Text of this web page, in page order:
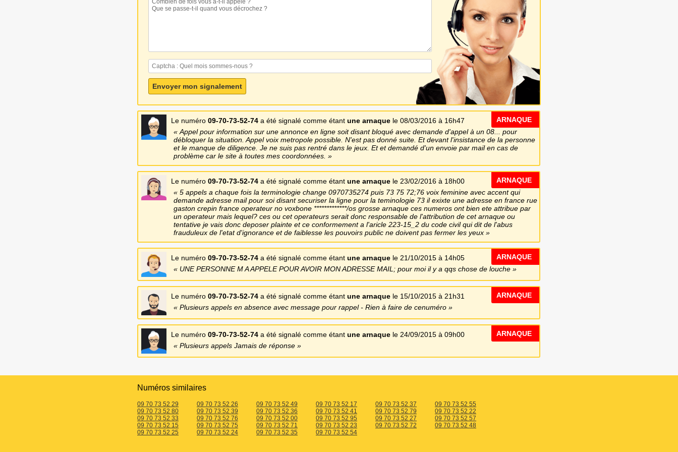
ARNAQUE
Le numéro 09-70-73-52-74 a été signalé comme étant une arnaque le 08/03/2016 à 16h47
Appel pour information sur une annonce en ligne soit disant bloqué avec demande d'appel à un 08... pour
débloquer la situation. Appel voix metropole possible. N'est pas donné suite. Et devant l'insistance de la personne
et le manque de diligence. Je ne suis pas rentré dans le jeux. Et et demandé d'un envoie par mail en cas de
problème car le site à toutes mes coordonnées.
ARNAQUE
Le numéro 09-70-73-52-74 a été signalé comme étant une arnaque le 23/02/2016 à 18h00
5 appels a chaque fois la terminologie change 0970735274 puis 73 75 72;76 voix feminine avec accent qui
demande adresse mail pour soi disant securiser la ligne pour la teminologie 73 il exixte une adresse en france rue
gaston crepin france operateur no voxbone *************/os grosse arnaque ces numeros ont bien ete attribue par
un operateur mais lequel? ces ou cet operateurs serait donc responsable de l'attribution de cet arnaque ou
tentative je vais donc deposer plainte et ce conformement a l'aricle 223-15_2 du code civil qui dit de l'abus
frauduleux de l'etat d'ignorance et de faiblesse les pouvoirs public ne doivent pas fermer les yeux
ARNAQUE
Le numéro 09-70-73-52-74 a été signalé comme étant une arnaque le 21/10/2015 à 14h05
UNE PERSONNE M A APPELE POUR AVOIR MON ADRESSE MAIL; pour moi il y a qqs chose de louche
ARNAQUE
Le numéro 09-70-73-52-74 a été signalé comme étant une arnaque le 15/10/2015 à 21h31
Plusieurs appels en absence avec message pour rappel - Rien à faire de cenuméro
ARNAQUE
Le numéro 09-70-73-52-74 a été signalé comme étant une arnaque le 24/09/2015 à 09h00
Plusieurs appels Jamais de réponse
Numéros similaires
09 70 73 52 29 09 70 73 52 26 09 70 73 52 49 09 70 73 52 17 09 70 73 52 37
09 70 73 52 55
09 70 73 52 80
09 70 73 52 39 09 70 73 52 36 09 70 73 52 41 09 70 73 52 79
09 70 73 52 22
09 70 73 52 33
09 70 73 52 76 09 70 73 52 00 09 70 73 52 95 09 70 73 52 27
09 70 73 52 57
09 70 73 52 15
09 70 73 52 75 09 70 73 52 71 09 70 73 52 23 09 70 73 52 72
09 70 73 52 48
09 70 73 52 25
09 70 73 52 24 09 70 73 52 35 09 70 73 52 54